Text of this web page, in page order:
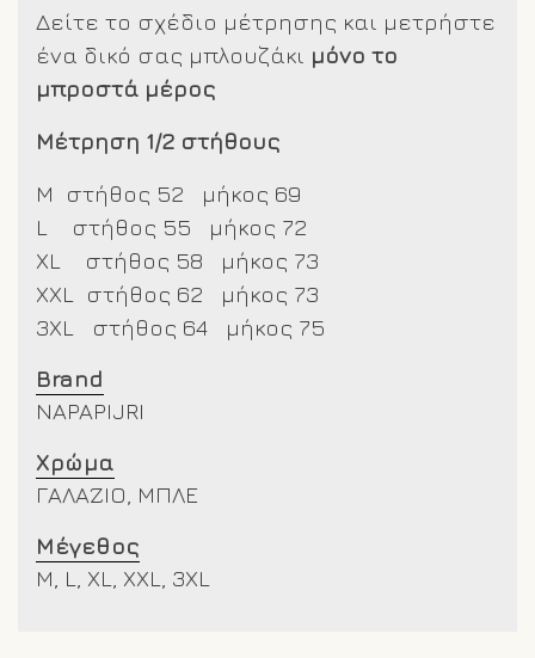
Δείτε το σχέδιο μέτρησης και μετρήστε
ένα δικό σας μπλουζάκι μόνο το
μπροστά μέρος
Μέτρηση 1/2 στήθους
M στήθος 52 μήκος 69
L στήθος 55 μήκος 72
XL στήθος 58 μήκος 73
XXL
στήθος 62 μήκος 73
3XL στήθος 64 μήκος 75
Brand
NAPAPIJRI
Χρώμα
ΓΑΛΑΖΙΟ, ΜΠΛΕ
Μέγεθος
M, L, XL, XXL, 3XL